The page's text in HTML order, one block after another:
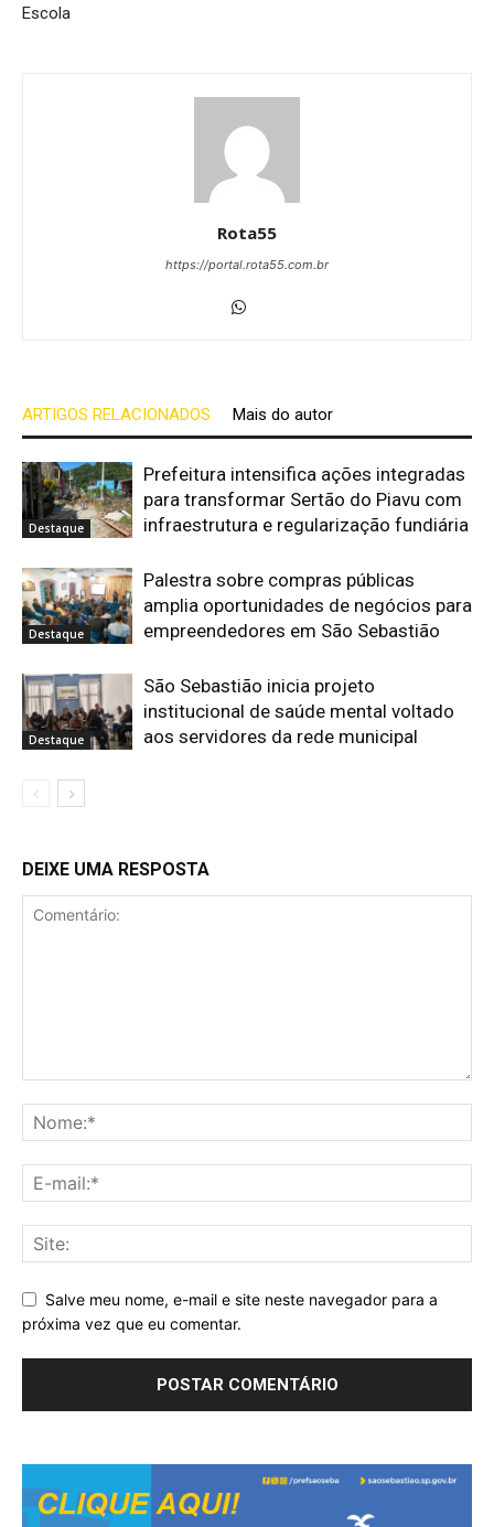
Escola
Rota55
https://portal.rota55.com.br
ARTIGOS RELACIONADOS Mais do autor
Destaque
Prefeitura intensifica ações integradas
para transformar Sertão do Piavu com
infraestrutura e regularização fundiária
Destaque
Palestra sobre compras públicas
amplia oportunidades de negócios para
empreendedores em São Sebastião
Destaque
São Sebastião inicia projeto
institucional de saúde mental voltado
aos servidores da rede municipal
DEIXE UMA RESPOSTA
Salve meu nome, e-mail e site neste navegador para a
próxima vez que eu comentar.